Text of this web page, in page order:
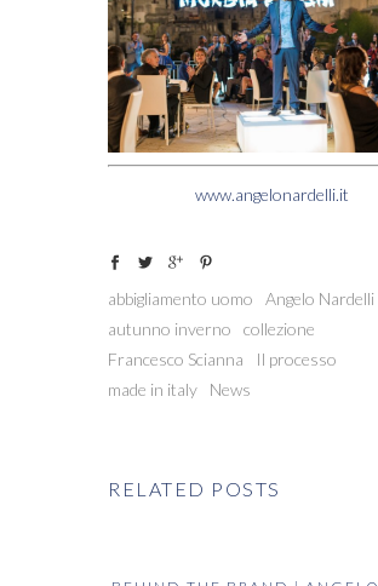
www.angelonardelli.it
abbigliamento uomo
Angelo Nardelli
autunno inverno
collezione
Francesco Scianna
Il processo
made in italy
News
RELATED POSTS